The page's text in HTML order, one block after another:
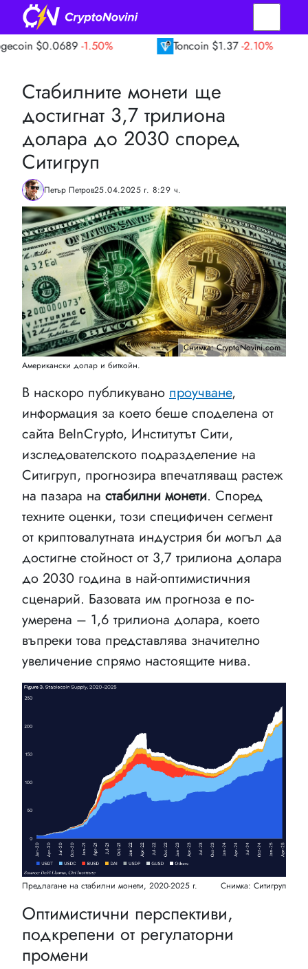
-1.50% $1.37 -2.10%
Стабилните монети ще
достигнат 3,7 трилиона
долара до 2030 според
Ситигруп
Петър Петров25.04.2025 г. 8:29 ч.
Снимка: CryptoNovini.com
Американски долар и биткойн.
В наскоро публикувано проучване,
информация за което беше споделена от
сайта BeInCrypto, Институтът Сити,
изследователското подразделение на
Ситигруп, прогнозира впечатляващ растеж
на пазара на стабилни монети. Според
техните оценки, този специфичен сегмент
от криптовалутната индустрия би могъл да
достигне стойност от 3,7 трилиона долара
до 2030 година в най-оптимистичния
сценарий. Базовата им прогноза е по-
умерена – 1,6 трилиона долара, което
въпреки това представлява значително
увеличение спрямо настоящите нива.
Предлагане на стабилни монети, 2020-2025 г. Снимка: Ситигруп
Оптимистични перспективи,
подкрепени от регулаторни
промени